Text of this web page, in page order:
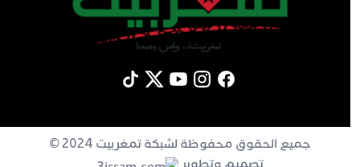
جميع الحقوق محفوظة لشبكة تمغربيت 2024 ©